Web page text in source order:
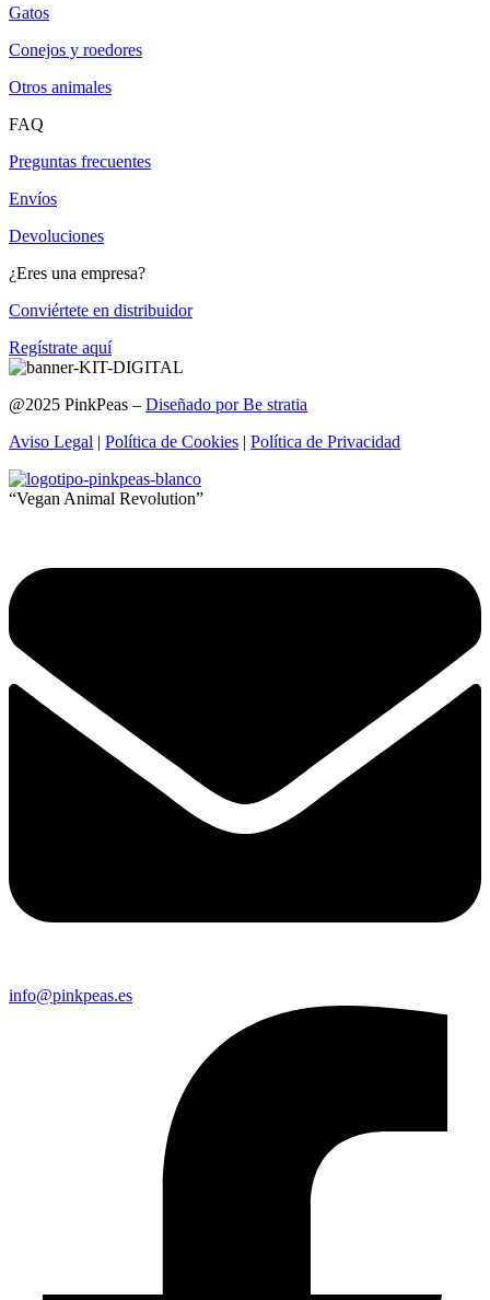
Gatos
Conejos y roedores
Otros animales
FAQ
Preguntas frecuentes
Envíos
Devoluciones
¿Eres una empresa?
Conviértete en distribuidor
Regístrate aquí
@2025 PinkPeas – Diseñado por Be stratia
Aviso Legal | Política de Cookies | Política de Privacidad
“Vegan Animal Revolution”
info@pinkpeas.es